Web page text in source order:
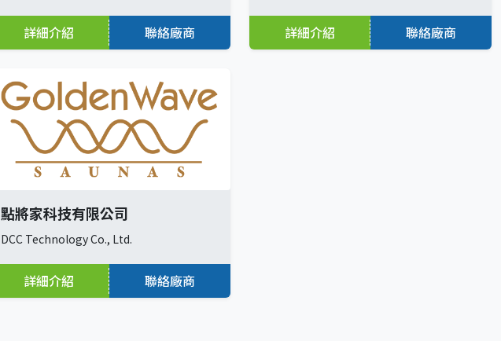
詳細介紹 聯絡廠商 詳細介紹 聯絡廠商
點將家科技有限公司
DCC Technology Co., Ltd.
詳細介紹 聯絡廠商